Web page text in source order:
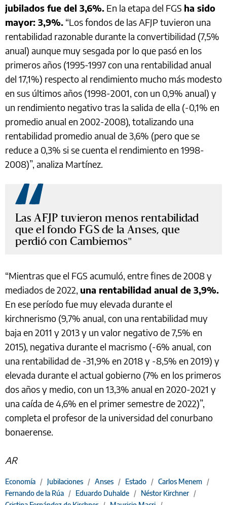
jubilados fue del 3,6%. En la etapa del FGS ha sido
mayor: 3,9%. “Los fondos de las AFJP tuvieron una
rentabilidad razonable durante la convertibilidad (7,5%
anual) aunque muy sesgada por lo que pasó en los
primeros años (1995-1997 con una rentabilidad anual
del 17,1%) respecto al rendimiento mucho más modesto
en sus últimos años (1998-2001, con un 0,9% anual) y
un rendimiento negativo tras la salida de ella (-0,1% en
promedio anual en 2002-2008), totalizando una
rentabilidad promedio anual de 3,6% (pero que se
reduce a 0,3% si se cuenta el rendimiento en 1998-
2008)”, analiza Martínez.
Las AFJP tuvieron menos rentabilidad
que el fondo FGS de la Anses, que
perdió con Cambiemos
“Mientras que el FGS acumuló, entre fines de 2008 y
mediados de 2022, una rentabilidad anual de 3,9%.
En ese período fue muy elevada durante el
kirchnerismo (9,7% anual, con una rentabilidad muy
baja en 2011 y 2013 y un valor negativo de 7,5% en
2015), negativa durante el macrismo (-6% anual, con
una rentabilidad de -31,9% en 2018 y -8,5% en 2019) y
elevada durante el actual gobierno (7% en los primeros
dos años y medio, con un 13,3% anual en 2020-2021 y
una caída de 4,6% en el primer semestre de 2022)”,
completa el profesor de la universidad del conurbano
bonaerense.
AR
Economía / Jubilaciones / Anses / Estado / Carlos Menem /
Fernando de la Rúa / Eduardo Duhalde / Néstor Kirchner /